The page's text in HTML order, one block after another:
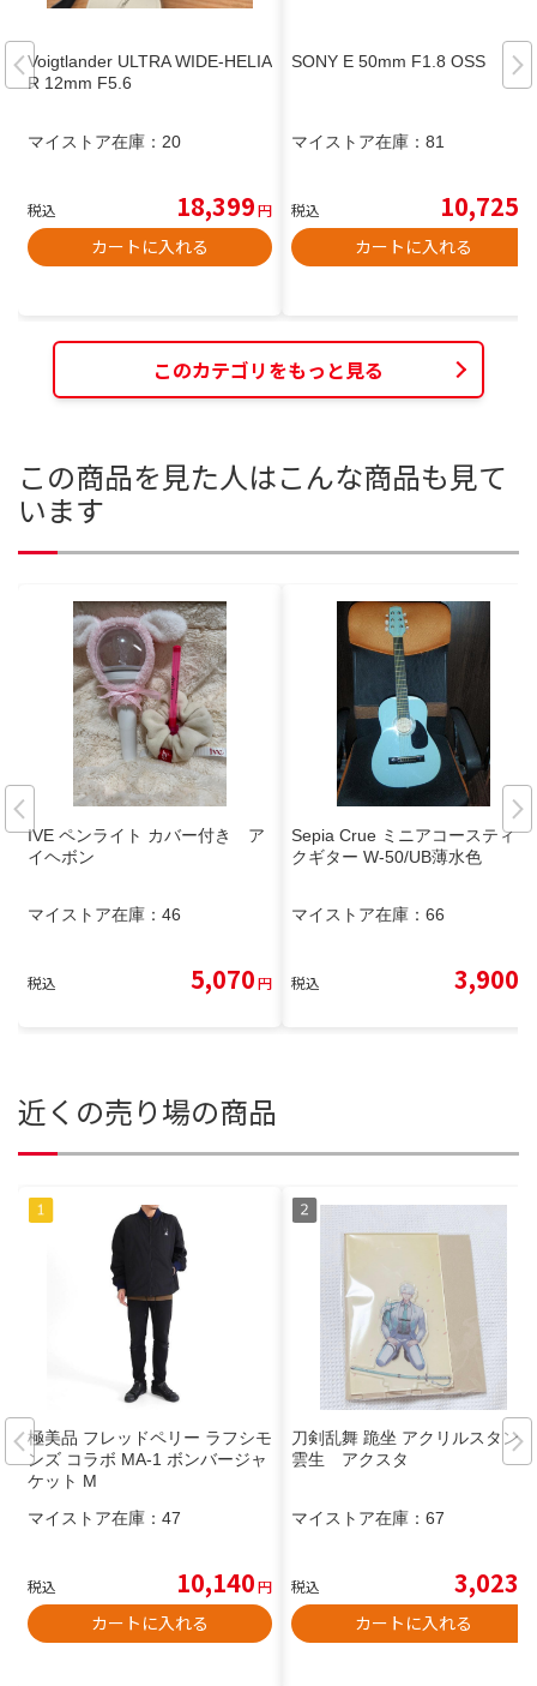
Voigtlander ULTRA WIDE-HELIA
R 12mm F5.6
マイストア在庫： 20
税込 18,399円
カートに入れる
SONY E 50mm F1.8 OSS
マイストア在庫： 81
税込 10,725
カートに入れる
このカテゴリをもっと見る
この商品を見た人はこんな商品も見て
います
IVE ペンライト カバー付き ア
イヘボン
マイストア在庫： 46
税込 5,070円
Sepia Crue ミニアコースティッ
クギター W-50/UB薄水色
マイストア在庫： 66
税込 3,900
近くの売り場の商品
極美品 フレッドペリー ラフシモ
ンズ コラボ MA-1 ボンバージャ
ケット M
マイストア在庫： 47
税込 10,140円
カートに入れる
刀剣乱舞 跪坐 アクリルスタンド
雲生 アクスタ
マイストア在庫： 67
税込 3,023
カートに入れる